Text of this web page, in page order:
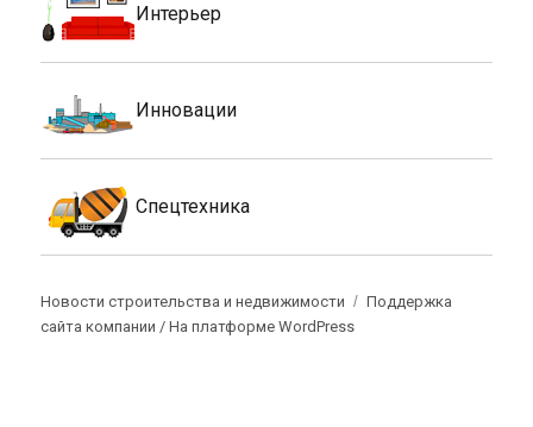
Интерьер
Инновации
Спецтехника
Новости строительства и недвижимости
Поддержка
сайта компании /На платформе WordPress